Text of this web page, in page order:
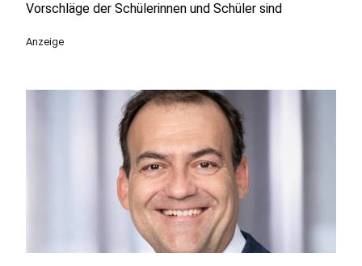
Vorschläge der Schülerinnen und Schüler sind
Anzeige